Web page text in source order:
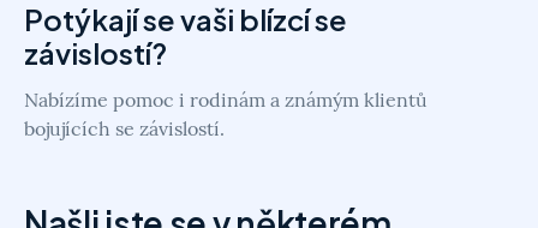
Potýkají se vaši blízcí se
závislostí?
Nabízíme pomoc i rodinám a známým klientů
bojujících se závislostí.